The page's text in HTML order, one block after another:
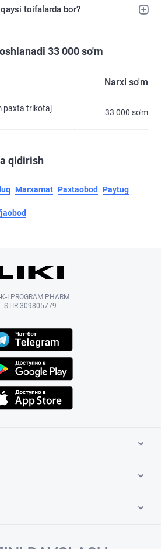
toifalarda bor?
33 000 so'm
Narxi so'm
paxta trikotaj
33 000 so'm
qidirish
Marxamat Paxtaobod Paytug
K-I PROGRAM PHARM
STIR 309805779